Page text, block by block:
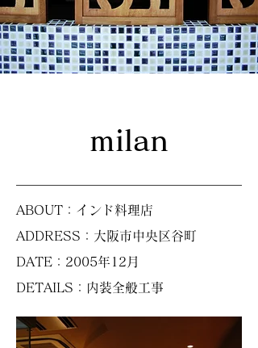
milan
ABOUT：インド料理店
ADDRESS：大阪市中央区谷町
DATE：2005年12月
DETAILS：内装全般工事